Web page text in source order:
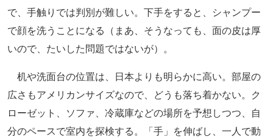
で、手触りでは判別が難しい。下手をすると、シャンプー
で顔を洗うことになる（まあ、そうなっても、面の皮は厚
いので、たいした問題ではないが）。
机や洗面台の位置は、日本よりも明らかに高い。部屋の
広さもアメリカンサイズなので、どうも落ち着かない。ク
ローゼット、ソファ、冷蔵庫などの場所を予想しつつ、自
分のペースで室内を探検する。「手」を伸ばし、一人で動